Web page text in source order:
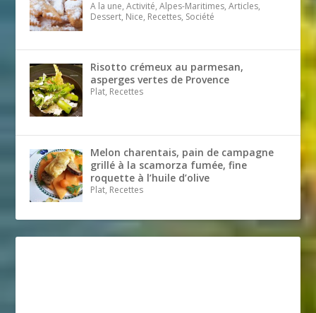
A la une, Activité, Alpes-Maritimes, Articles,
Dessert, Nice, Recettes, Société
Risotto crémeux au parmesan,
asperges vertes de Provence
Plat, Recettes
Melon charentais, pain de campagne
grillé à la scamorza fumée, fine
roquette à l’huile d’olive
Plat, Recettes